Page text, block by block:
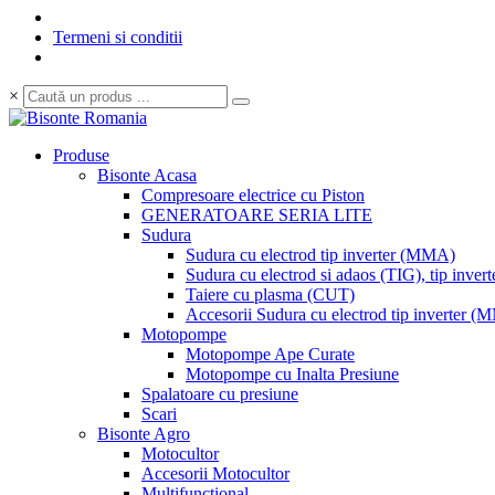
Termeni si conditii
×
Produse
Bisonte Acasa
Compresoare electrice cu Piston
GENERATOARE SERIA LITE
Sudura
Sudura cu electrod tip inverter (MMA)
Sudura cu electrod si adaos (TIG), tip
Taiere cu plasma (CUT)
Accesorii Sudura cu electrod tip inverter
Motopompe
Motopompe Ape Curate
Motopompe cu Inalta Presiune
Spalatoare cu presiune
Scari
Bisonte Agro
Motocultor
Accesorii Motocultor